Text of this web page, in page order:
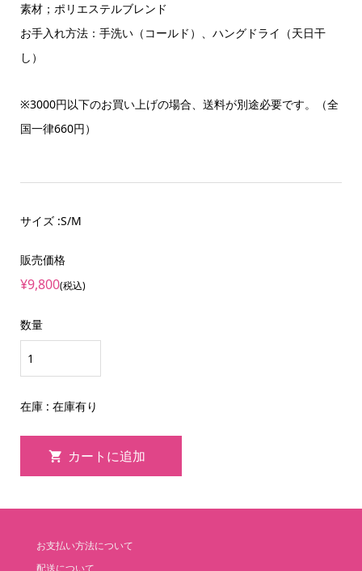
素材；ポリエステルブレンド
お手入れ方法：手洗い（コールド）、ハングドライ（天日干
し）
※3000円以下のお買い上げの場合、送料が別途必要です。（全
国一律660円）
サイズ :S/M
販売価格
¥9,800(税込)
数量
在庫 : 在庫有り
お支払い方法について
配送について